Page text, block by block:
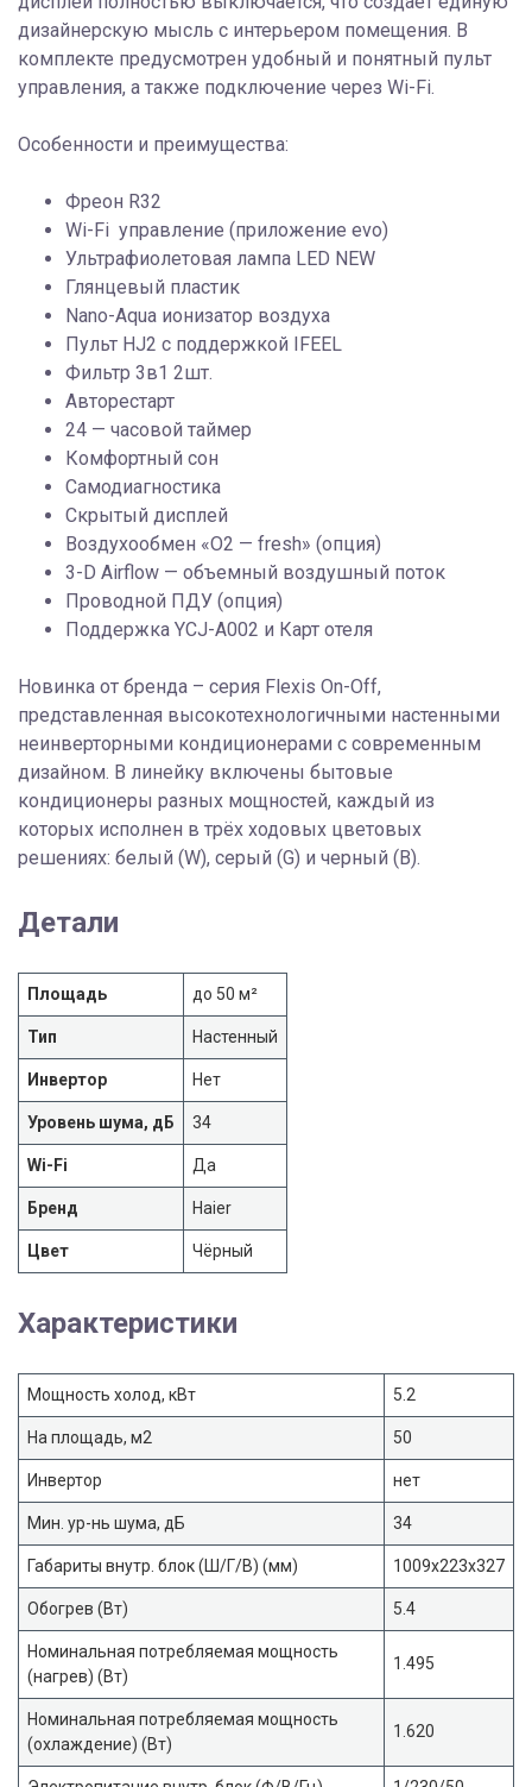
дизайнерскую мысль с интерьером помещения. В
комплекте предусмотрен удобный и понятный пульт
управления, а также подключение через Wi-Fi.
Особенности и преимущества:
Фреон R32
Wi-Fi управление (приложение evo)
Ультрафиолетовая лампа LED NEW
Глянцевый пластик
Nano-Aqua ионизатор воздуха
Пульт HJ2 с поддержкой IFEEL
Фильтр 3в1 2шт.
Авторестарт
24 — часовой таймер
Комфортный сон
Самодиагностика
Скрытый дисплей
Воздухообмен «О2 — fresh» (опция)
3-D Airflow — объемный воздушный поток
Проводной ПДУ (опция)
Поддержка YCJ-A002 и Карт отеля
Новинка от бренда – серия Flexis On-Off,
представленная высокотехнологичными настенными
неинверторными кондиционерами с современным
дизайном. В линейку включены бытовые
кондиционеры разных мощностей, каждый из
которых исполнен в трёх ходовых цветовых
решениях: белый (W), серый (G) и черный (B).
Детали
Площадь до 50 м²
Тип Настенный
Инвертор Нет
Уровень шума, дБ 34
Wi-Fi Да
Бренд Haier
Цвет Чёрный
Характеристики
Мощность холод, кВт 5.2
На площадь, м2 50
Инвертор нет
Мин. ур-нь шума, дБ 34
Габариты внутр. блок (Ш/Г/В) (мм) 1009x223x327
Обогрев (Вт) 5.4
Номинальная потребляемая мощность
(нагрев) (Вт)
1.495
Номинальная потребляемая мощность
(охлаждение) (Вт)
1.620